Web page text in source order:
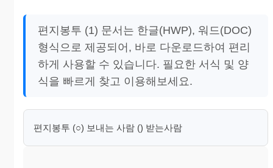
편지봉투 (1) 문서는 한글(HWP), 워드(DOC)
형식으로 제공되어, 바로 다운로드하여 편리
하게 사용할 수 있습니다. 필요한 서식 및 양
식을 빠르게 찾고 이용해보세요.
편지봉투 (○) 보내는 사람 () 받는사람